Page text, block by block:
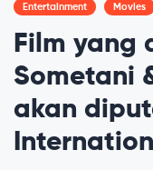
Entertainment Movies
Film yang
Sometani
akan